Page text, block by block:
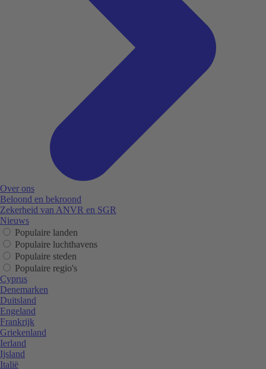
Over ons
Beloond en bekroond
Zekerheid van ANVR en SGR
Nieuws
Populaire landen
Populaire luchthavens
Populaire steden
Populaire regio's
Cyprus
Denemarken
Duitsland
Engeland
Frankrijk
Griekenland
Ierland
Ijsland
Italië